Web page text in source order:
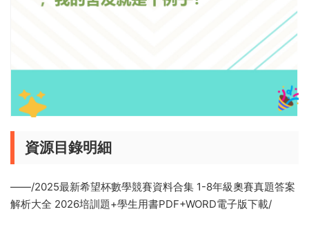
資源目錄明細
——/2025最新希望杯數學競賽資料合集 1-8年級奧賽真題答案
解析大全 2026培訓題+學生用書PDF+WORD電子版下載/